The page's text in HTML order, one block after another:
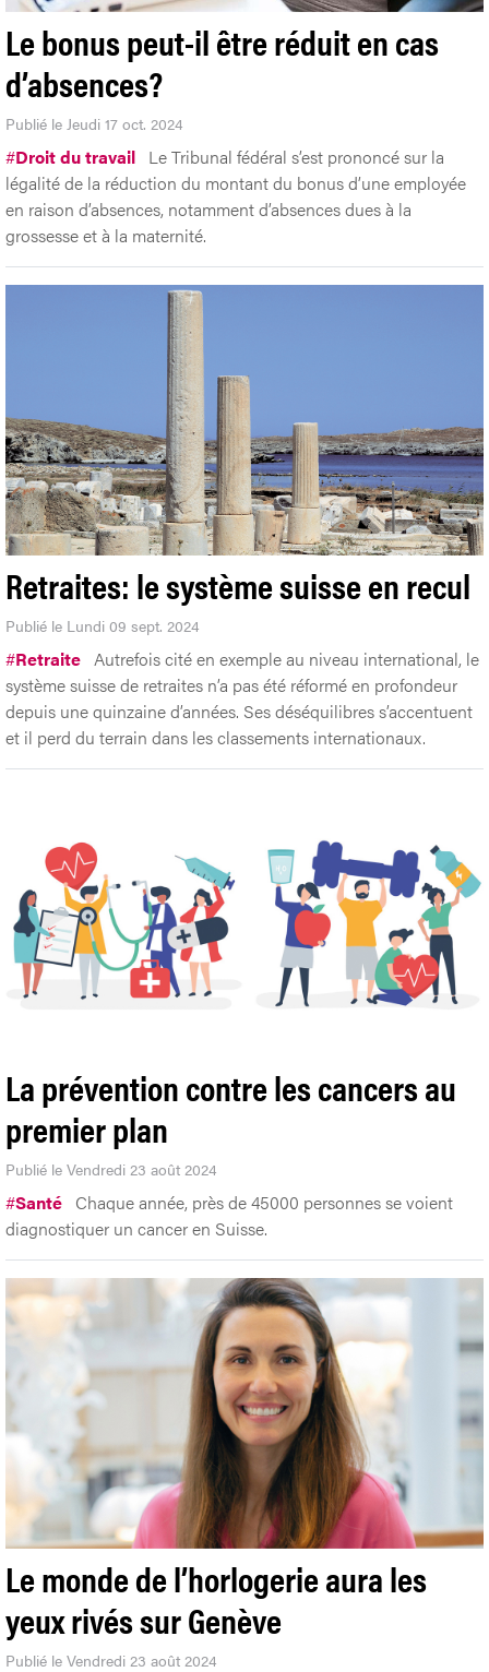
Le bonus peut-il être réduit en cas
d’absences?
Publié le Jeudi 17 oct. 2024
#Droit du travail Le Tribunal fédéral s’est prononcé sur la
légalité de la réduction du montant du bonus d’une employée
en raison d’absences, notamment d’absences dues à la
grossesse et à la maternité.
Retraites: le système suisse en recul
Publié le Lundi 09 sept. 2024
#Retraite Autrefois cité en exemple au niveau international, le
système suisse de retraites n’a pas été réformé en profondeur
depuis une quinzaine d’années. Ses déséquilibres s’accentuent
et il perd du terrain dans les classements internationaux.
La prévention contre les cancers au
premier plan
Publié le Vendredi 23 août 2024
#Santé Chaque année, près de 45000 personnes se voient
diagnostiquer un cancer en Suisse.
Le monde de l’horlogerie aura les
yeux rivés sur Genève
Publié le Vendredi 23 août 2024